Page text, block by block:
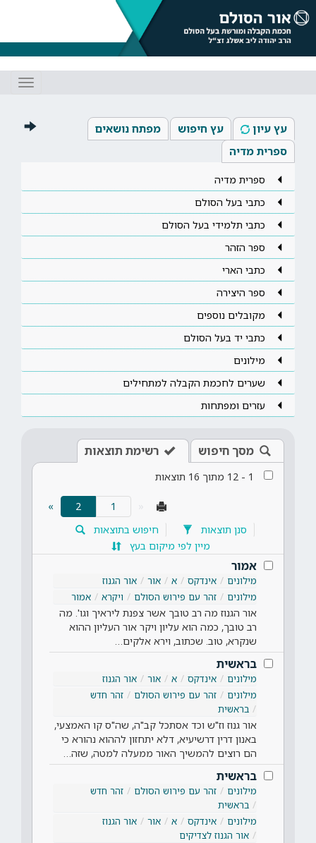
עץ עיון עץ חיפוש
מפתח נושאים
ספרית מדיה
ספרית מדיה
כתבי בעל הסולם
כתבי תלמידי בעל הסולם
ספר הזהר
כתבי הארי
ספר היצירה
מקובלים נוספים
כתבי יד בעל הסולם
מילונים
שערים לחכמת הקבלה למתחילים
עזרים ומפתחות
מסך חיפוש רשימת תוצאות
1
-
12 מתוך 16 תוצאות
2
»
סנן תוצאות
חיפוש בתוצאות
מיין לפי מיקום בעץ
אמור
מילונים אינדקס א אור
אור הגנוז
מילונים
זהר עם פירוש הסולם ויקרא אמור
אור הגנוז מה רב טובך אשר צפנת ליראיך וגו'. מה
רב טובך, כמה הוא עליון ויקר אור העליון ההוא
שנקרא, טוב. שכתוב, וירא אלקים…
בראשית
מילונים אינדקס א אור
אור הגנוז
מילונים
זהר עם פירוש הסולם
זהר חדש
בראשית
אור גנוז וז"ש וכד אסתכל קב"ה, שה"ס קו האמצעי,
באנון דרין דרשיעיא, דלא יתחזון לההוא נהורא כי
הם רוצים להמשיך האור ממעלה למטה, שזה…
בראשית
מילונים זהר עם פירוש הסולם
זהר חדש
בראשית
מילונים
אינדקס א אור
אור הגנוז
אור הגנוז לצדיקים